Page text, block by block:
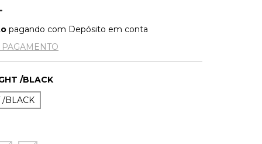
pagando com Depósito em conta
/BLACK
/BLACK